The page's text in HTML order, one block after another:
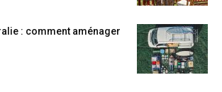
: comment aménager